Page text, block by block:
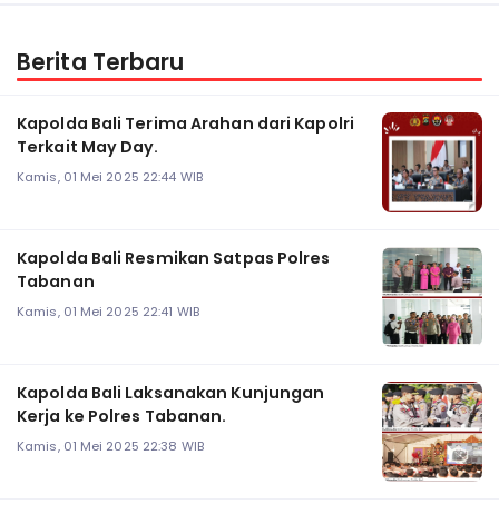
Berita Terbaru
Kapolda Bali Terima Arahan dari Kapolri
Terkait May Day.
Kamis, 01 Mei 2025 22:44 WIB
Kapolda Bali Resmikan Satpas Polres
Tabanan
Kamis, 01 Mei 2025 22:41 WIB
Kapolda Bali Laksanakan Kunjungan
Kerja ke Polres Tabanan.
Kamis, 01 Mei 2025 22:38 WIB